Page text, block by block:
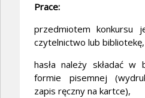
Prace:
przedmiotem konkursu
czytelnictwo lub bibliotekę,
hasła należy składać
formie pisemnej
zapis ręczny na kartce),